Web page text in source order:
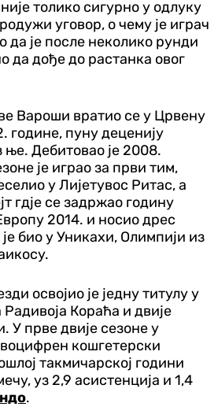
толико сигурно у одлуку
уговор, о чему је играч
да је после неколико рунди
да дође до растанка овог
Вароши вратио се у Црвену
године, пуну деценију
ње. Дебитовао је 2008.
је играо за први тим,
у Лијетувос Ритас, а
гдје се задржао годину
2014. и носио дрес
био у Уникахи, Олимпији из
освојио је једну титулу у
Кораћа и двије
У прве двије сезоне у
кошгетерски
такмичарској години
уз 2,9 асистенција и 1,4
.